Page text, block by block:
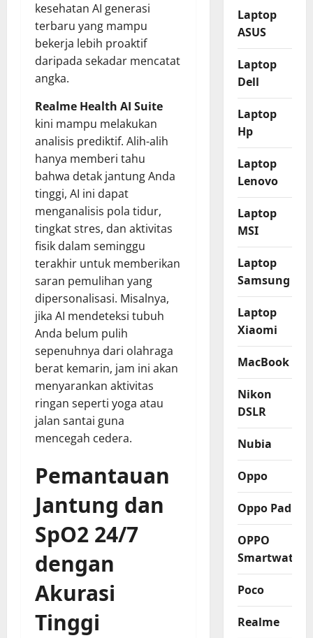
kesehatan AI generasi
terbaru yang mampu
bekerja lebih proaktif
daripada sekadar mencatat
angka.
Realme Health AI Suite
kini mampu melakukan
analisis prediktif. Alih-alih
hanya memberi tahu
bahwa detak jantung Anda
tinggi, AI ini dapat
menganalisis pola tidur,
tingkat stres, dan aktivitas
fisik dalam seminggu
terakhir untuk memberikan
saran pemulihan yang
dipersonalisasi. Misalnya,
jika AI mendeteksi tubuh
Anda belum pulih
sepenuhnya dari olahraga
berat kemarin, jam ini akan
menyarankan aktivitas
ringan seperti yoga atau
jalan santai guna
mencegah cedera.
Pemantauan
Jantung dan
SpO2 24/7
dengan
Akurasi
Tinggi
Laptop
ASUS
Laptop
Dell
Laptop
Hp
Laptop
Lenovo
Laptop
MSI
Laptop
Samsung
Laptop
Xiaomi
MacBook
Nikon
DSLR
Nubia
Oppo
Oppo Pad
OPPO
Smartwatch
Poco
Realme